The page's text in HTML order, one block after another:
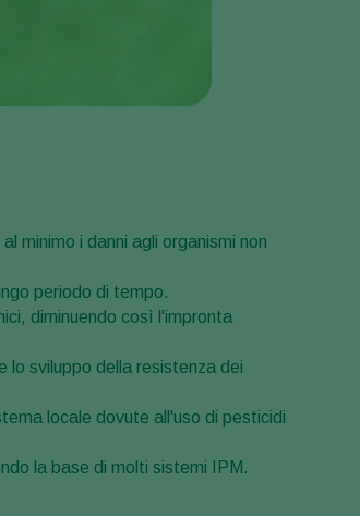
minimo i danni agli organismi non
periodo di tempo.
diminuendo così l'impronta
lo sviluppo della resistenza dei
locale dovute all'uso di pesticidi
la base di molti sistemi IPM.